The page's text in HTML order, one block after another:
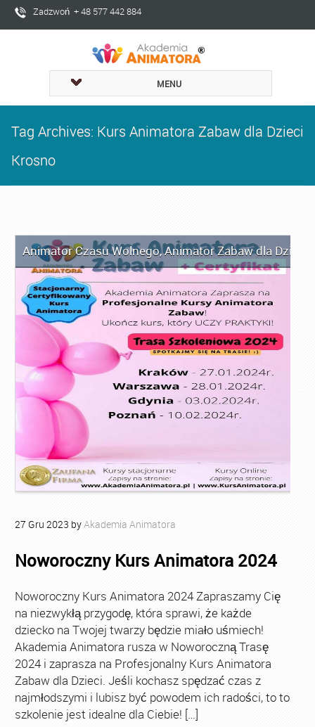
Zadzwoń + 48 577 442 884
MENU
Tag Archives: Kurs Animatora Zabaw dla Dzieci
Krosno
Animator Czasu Wolnego,Animator Zabaw dla Dzieci
27 Gru 2023 byAkademia Animatora
Noworoczny Kurs Animatora 2024
Noworoczny Kurs Animatora 2024 Zapraszamy Cię
na niezwykłą przygodę, która sprawi, że każde
dziecko na Twojej twarzy będzie miało uśmiech!
Akademia Animatora rusza w Noworoczną Trasę
2024 i zaprasza na Profesjonalny Kurs Animatora
Zabaw dla Dzieci. Jeśli kochasz spędzać czas z
najmłodszymi i lubisz być powodem ich radości, to to
szkolenie jest idealne dla Ciebie! […]